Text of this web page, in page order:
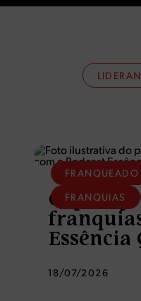
FRANQUIAS
O que
Essência
18/07/2026